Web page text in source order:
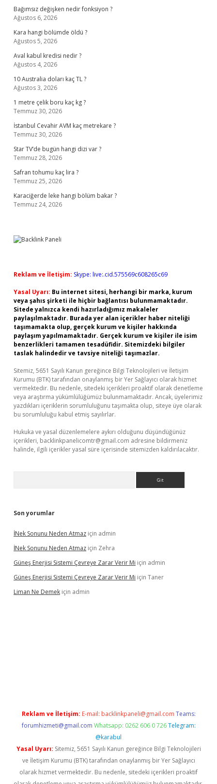
Bağımsız değişken nedir fonksiyon ?
Ağustos 6, 2026
Kara hangi bölümde öldü ?
Ağustos 5, 2026
Aval kabul kredisi nedir ?
Ağustos 4, 2026
10 Australia doları kaç TL ?
Ağustos 3, 2026
1 metre çelik boru kaç kg ?
Temmuz 30, 2026
İstanbul Cevahir AVM kaç metrekare ?
Temmuz 30, 2026
Star TV’de bugün hangi dizi var ?
Temmuz 28, 2026
Safran tohumu kaç lira ?
Temmuz 25, 2026
Karaciğerde leke hangi bölüm bakar ?
Temmuz 24, 2026
Reklam ve İletişim: Skype: live:.cid.575569c608265c69
Yasal Uyarı: Bu internet sitesi, herhangi bir marka, kurum
veya şahıs şirketi ile hiçbir bağlantısı bulunmamaktadır.
Sitede yalnızca kendi hazırladığımız makaleler
paylaşılmaktadır. Burada yer alan içerikler haber niteliği
taşımamakta olup, gerçek kurum ve kişiler hakkında
paylaşım yapılmamaktadır. Gerçek kurum ve kişiler ile isim
benzerlikleri tamamen tesadüfidir. Sitemizdeki bilgiler
taslak halindedir ve tavsiye niteliği taşımazlar.
Sitemiz, 5651 Sayılı Kanun gereğince Bilgi Teknolojileri ve İletişim
Kurumu (BTK) tarafından onaylanmış bir Yer Sağlayıcı olarak hizmet
vermektedir. Bu nedenle, sitedeki içerikleri proaktif olarak denetleme
veya araştırma yükümlülüğümüz bulunmamaktadır. Ancak, üyelerimiz
yazdıkları içeriklerin sorumluluğunu taşımakta olup, siteye üye olarak
bu sorumluluğu kabul etmiş sayılırlar.
Hukuka ve yasal düzenlemelere aykırı olduğunu düşündüğünüz
içerikleri, backlinkpanelicomtr@gmail.com adresine bildirmeniz
halinde, ilgili içerikler yasal süre içerisinde sitemizden kaldırılacaktır.
Son yorumlar
İNek Sonunu Neden Atmaz için admin
İNek Sonunu Neden Atmaz için Zehra
Güneş Enerjisi Sistemi Çevreye Zarar Verir Mi için admin
Güneş Enerjisi Sistemi Çevreye Zarar Verir Mi için Taner
Liman Ne Demek için admin
Reklam ve İletişim: E-mail: backlinkpaneli@gmail.com Teams:
forumhizmeti@gmail.com Whatsapp: 0262 606 0 726 Telegram:
@karabul
Yasal Uyarı: Sitemiz, 5651 Sayılı Kanun gereğince Bilgi Teknolojileri
ve İletişim Kurumu (BTK) tarafından onaylanmış bir Yer Sağlayıcı
olarak hizmet vermektedir. Bu nedenle, sitedeki içerikleri proaktif